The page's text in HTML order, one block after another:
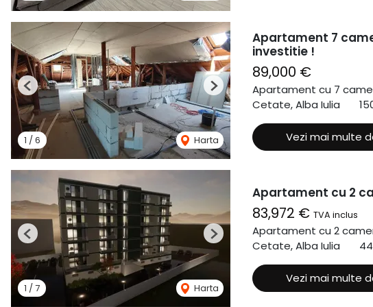
1 / 6 Harta
Previous Next
Apartament 7
investitie !
89,000 €
Apartament cu 7
Cetate, Alba Iulia
Vezi mai multe
1 / 7 Harta
Previous Next
Apartament cu 2
83,972 € TVA inclus
Apartament cu 2
Cetate, Alba Iulia
Vezi mai multe